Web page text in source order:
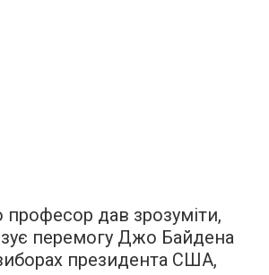
дав зрозуміти,
перемогу Джо Байдена
президента США,